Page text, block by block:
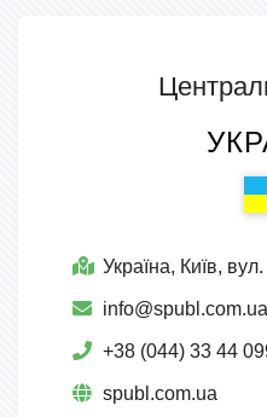
Україна, Київ,
info@spubl.com.ua
+38 (044) 33 44
spubl.com.ua